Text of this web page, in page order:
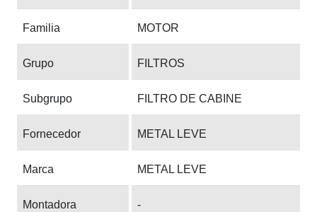
Familia MOTOR
Grupo FILTROS
Subgrupo FILTRO DE CABINE
Fornecedor METAL LEVE
Marca METAL LEVE
Montadora -